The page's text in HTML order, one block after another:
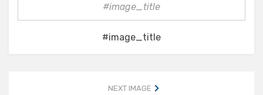
#image_title
#image_title
NEXT IMAGE